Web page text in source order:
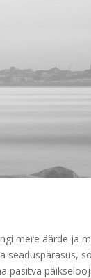
mere äärde ja
seaduspärasus,
pasitva